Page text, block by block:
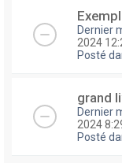
Dernier
2024
Posté
grand
Dernier
2024
Posté